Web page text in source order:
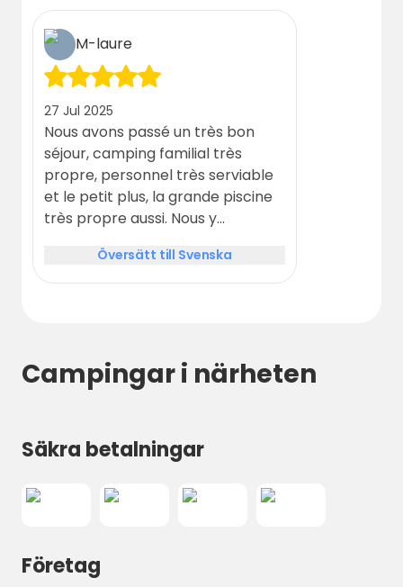
M-laure
27 Jul 2025
Nous avons passé un très bon
séjour, camping familial très
propre, personnel très serviable
et le petit plus, la grande piscine
très propre aussi. Nous y
Översätt till Svenska
Campingar i närheten
Säkra betalningar
Företag